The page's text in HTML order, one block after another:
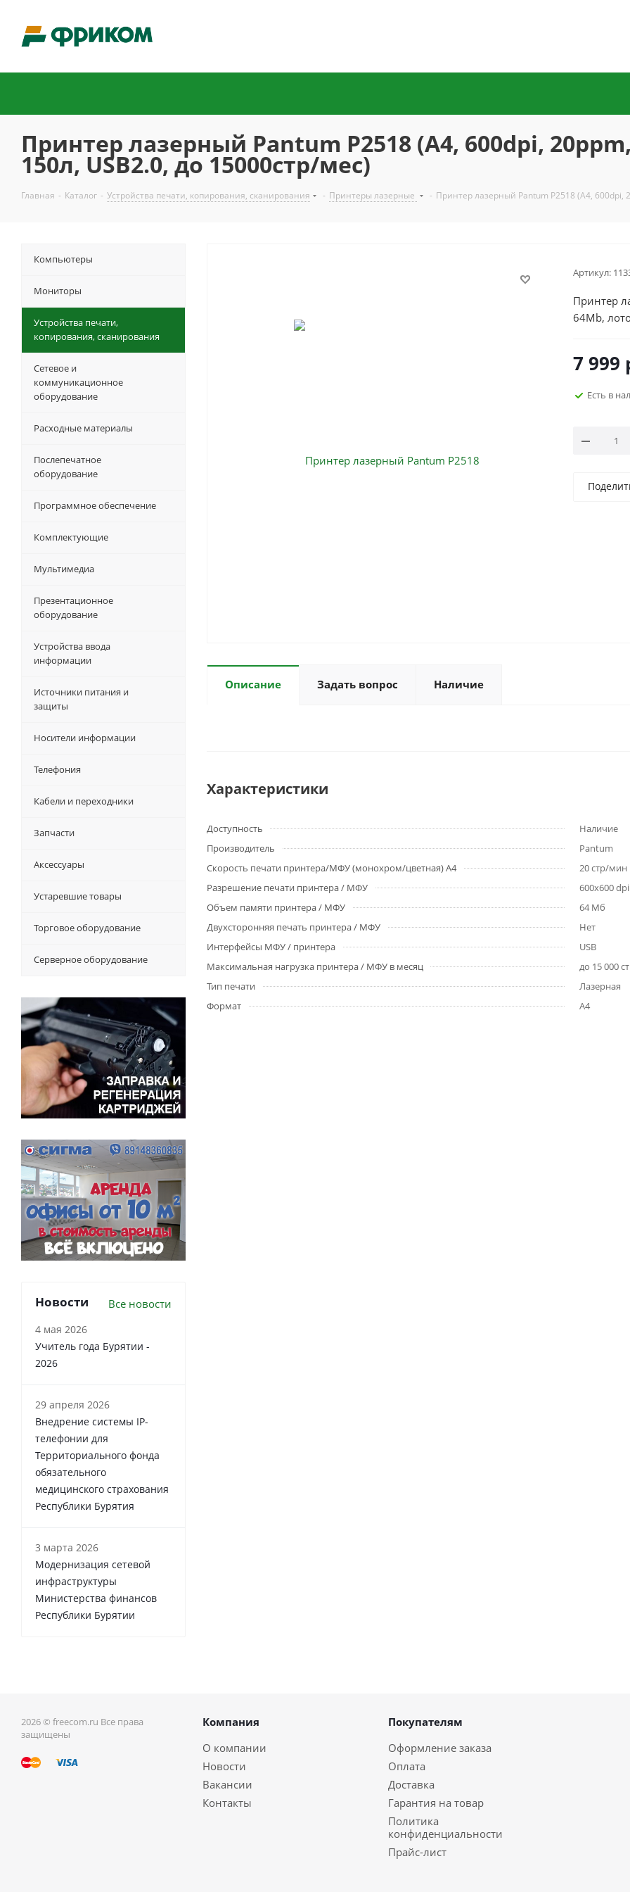
Принтер лазерный Pantum P2518 (А4, 600dpi,
150л, USB2.0, до 15000стр/мес)
Главная - Каталог - Устройства печати, копирования, сканирования - Принтеры лазерные - Принтер лазерный Pantum P2518 (А4, 600dpi,
Артикул:
Принтер
64Mb,
7 999
Есть в
Описание Задать вопрос Наличие
Характеристики
Доступность
Наличие
Производитель
Pantum
Скорость печати принтера/МФУ (монохром/цветная) А4
20 стр/мин
Разрешение печати принтера / МФУ
600x600 dpi
Объем памяти принтера / МФУ
64 Мб
Двухсторонняя печать принтера / МФУ
Нет
Интерфейсы МФУ / принтера
USB
Максимальная нагрузка принтера / МФУ в месяц
до 15 000
Тип печати
Лазерная
Формат
A4
Компьютеры
Мониторы
Устройства печати,
копирования, сканирования
Сетевое и
коммуникационное
оборудование
Расходные материалы
Послепечатное
оборудование
Программное обеспечение
Комплектующие
Мультимедиа
Презентационное
оборудование
Устройства ввода
информации
Источники питания и
защиты
Носители информации
Телефония
Кабели и переходники
Запчасти
Аксессуары
Устаревшие товары
Торговое оборудование
Серверное оборудование
Новости Все новости
4 мая 2026
Учитель года Бурятии -
2026
29 апреля 2026
Внедрение системы IP-
телефонии для
Территориального фонда
обязательного
медицинского страхования
Республики Бурятия
3 марта 2026
Модернизация сетевой
инфраструктуры
Министерства финансов
Республики Бурятии
2026 © freecom.ru Все права
защищены
Компания
О компании
Новости
Вакансии
Контакты
Покупателям
Оформление заказа
Оплата
Доставка
Гарантия на товар
Политика
конфиденциальности
Прайс-лист